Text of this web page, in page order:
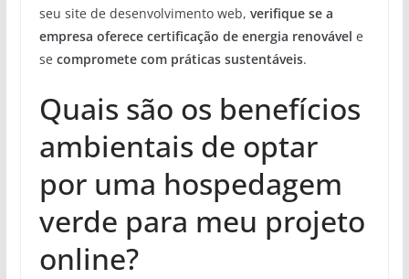
seu site de desenvolvimento web, verifique se a
empresa oferece certificação de energia renovável e
se compromete com práticas sustentáveis.
Quais são os benefícios
ambientais de optar
por uma hospedagem
verde para meu projeto
online?